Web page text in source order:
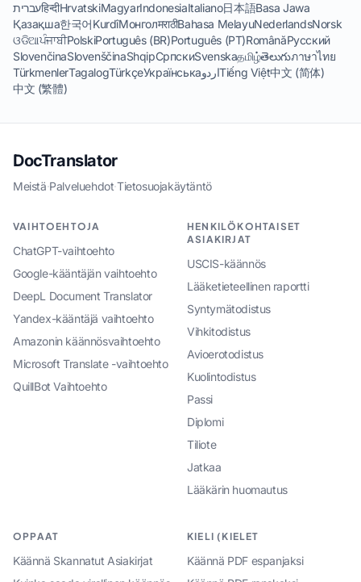
עבריתहिन्दीHrvatskiMagyarIndonesiaItaliano日本語Basa Jawa
Қазақша한국어KurdîМонголमराठीBahasa MelayuNederlandsNorsk
ଓଡିଆਪੰਜਾਬੀPolskiPortuguês (BR)Português (PT)RomânăРусский
SlovenčinaSlovenščinaShqipСрпскиSvenskaதமிழ்తెలుగుภาษาไทย
TürkmenlerTagalogTürkçeУкраїнськаاردوTiếng Việt中文 (简体)
中文 (繁體)
DocTranslator
Meistä·Palveluehdot·Tietosuojakäytäntö
VAIHTOEHTOJA
ChatGPT-vaihtoehto
Google-kääntäjän vaihtoehto
DeepL Document Translator
Yandex-kääntäjä vaihtoehto
Amazonin käännösvaihtoehto
Microsoft Translate -vaihtoehto
QuillBot Vaihtoehto
HENKILÖKOHTAISET
ASIAKIRJAT
USCIS-käännös
Lääketieteellinen raportti
Syntymätodistus
Vihkitodistus
Avioerotodistus
Kuolintodistus
Passi
Diplomi
Tiliote
Jatkaa
Lääkärin huomautus
OPPAAT
Käännä Skannatut Asiakirjat
KIELI (KIELET
Käännä PDF espanjaksi